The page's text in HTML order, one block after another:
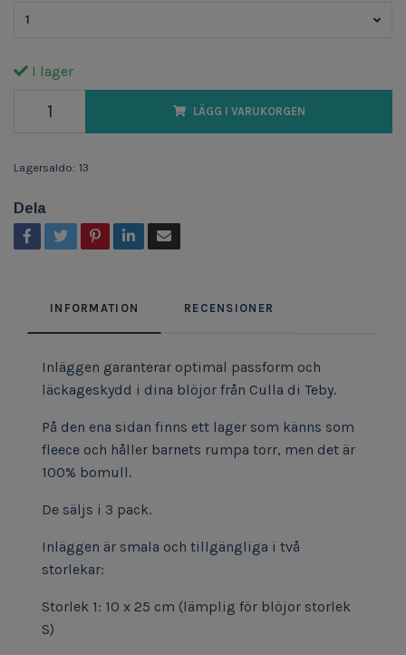
1
I lager
LÄGG I VARUKORGEN
Lagersaldo: 13
Dela
INFORMATION RECENSIONER
Inläggen garanterar optimal passform och
läckageskydd i dina blöjor från Culla di Teby.
På den ena sidan finns ett lager som känns som
fleece och håller barnets rumpa torr, men det är
100% bomull.
De säljs i 3 pack.
Inläggen är smala och tillgängliga i två
storlekar:
Storlek 1: 10 x 25 cm (lämplig för blöjor storlek
S)